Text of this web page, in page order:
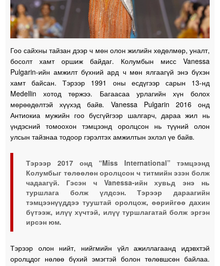
Гоо сайхны тайзан дээр ч мөн олон жилийн хөдөлмөр, уналт,
босолт хамт оршиж байдаг. Колумбын мисс Vanessa
Pulgarin-ийн амжилт бүхний ард ч мөн ялгаагүй энэ бүхэн
хамт байсан. Тэрээр 1991 оны есдүгээр сарын 13-нд
Medellin хотод төржээ. Багаасаа урлагийн хүн болох
мөрөөдөлтэй хүүхэд байв. Vanessa Pulgarin 2016 онд
Антиокиа мужийн гоо бүсгүйгээр шалгарч, дараа жил нь
үндэсний томоохон тэмцээнд оролцсон нь түүний олон
улсын тайзнаа тодоор гэрэлтэх амжилтын эхлэл үе байв.
Тэрээр 2017 онд “Miss International” тэмцээнд
Колумбыг төлөөлөн оролцсон ч титмийн эзэн болж
чадаагүй. Гэсэн ч Vanessa-ийн хувьд энэ нь
туршлага болж үлдсэн. Тэрээр дараагийн
тэмцээнүүддээ тууштай оролцож, өөрийгөө дахин
бүтээж, илүү хүчтэй, илүү туршлагатай болж эргэн
ирсэн юм.
Тэрээр олон нийт, нийгмийн үйл ажиллагаанд идэвхтэй
оролцдог нөлөө бүхий эмэгтэй болон төлөвшсөн байлаа.